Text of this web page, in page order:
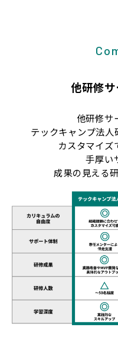
他研修
他研修サ
テックキャンプ法人
カスタマイズ
手厚い
成果の見える